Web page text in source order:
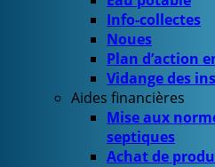
Info-collectes
Noues
Plan d’action
Vidange des
Aides financières
Mise aux
septiques
Achat de